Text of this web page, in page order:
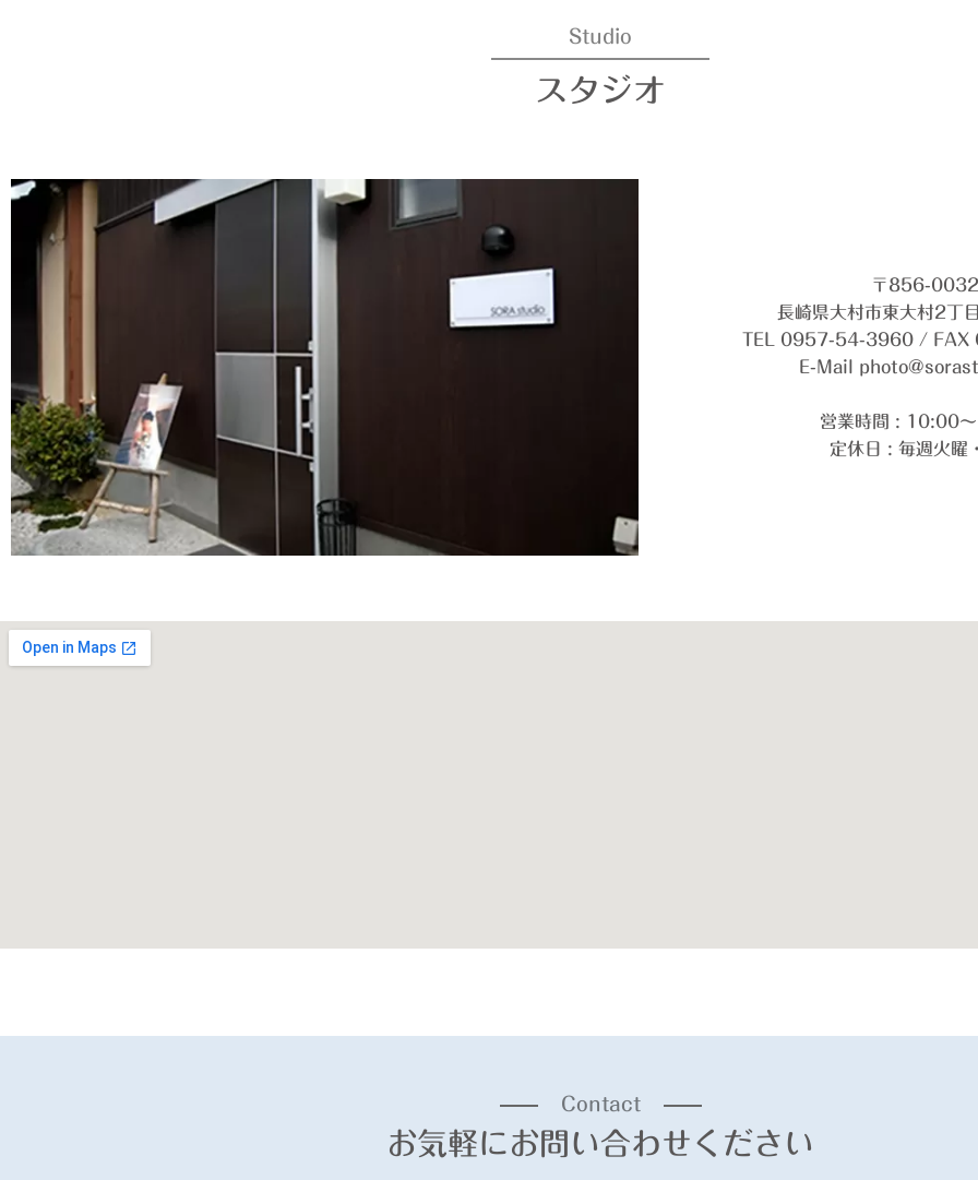
Studio
スタジオ
〒856-0032
長崎県大村市東大村2
TEL 0957-54-3960 /
E-Mail
営業時間 : 10:00
定休日 : 毎週火曜
Contact
お気軽にお問い合わせください